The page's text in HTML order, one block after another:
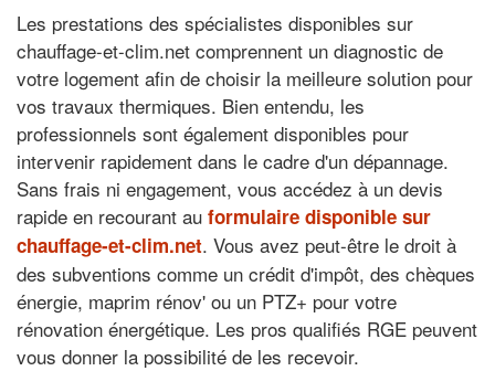
Les prestations des spécialistes disponibles sur
chauffage-et-clim.net comprennent un diagnostic de
votre logement afin de choisir la meilleure solution pour
vos travaux thermiques. Bien entendu, les
professionnels sont également disponibles pour
intervenir rapidement dans le cadre d'un dépannage.
Sans frais ni engagement, vous accédez à un devis
rapide en recourant au formulaire disponible sur
chauffage-et-clim.net. Vous avez peut-être le droit à
des subventions comme un crédit d'impôt, des chèques
énergie, maprim rénov' ou un PTZ+ pour votre
rénovation énergétique. Les pros qualifiés RGE peuvent
vous donner la possibilité de les recevoir.